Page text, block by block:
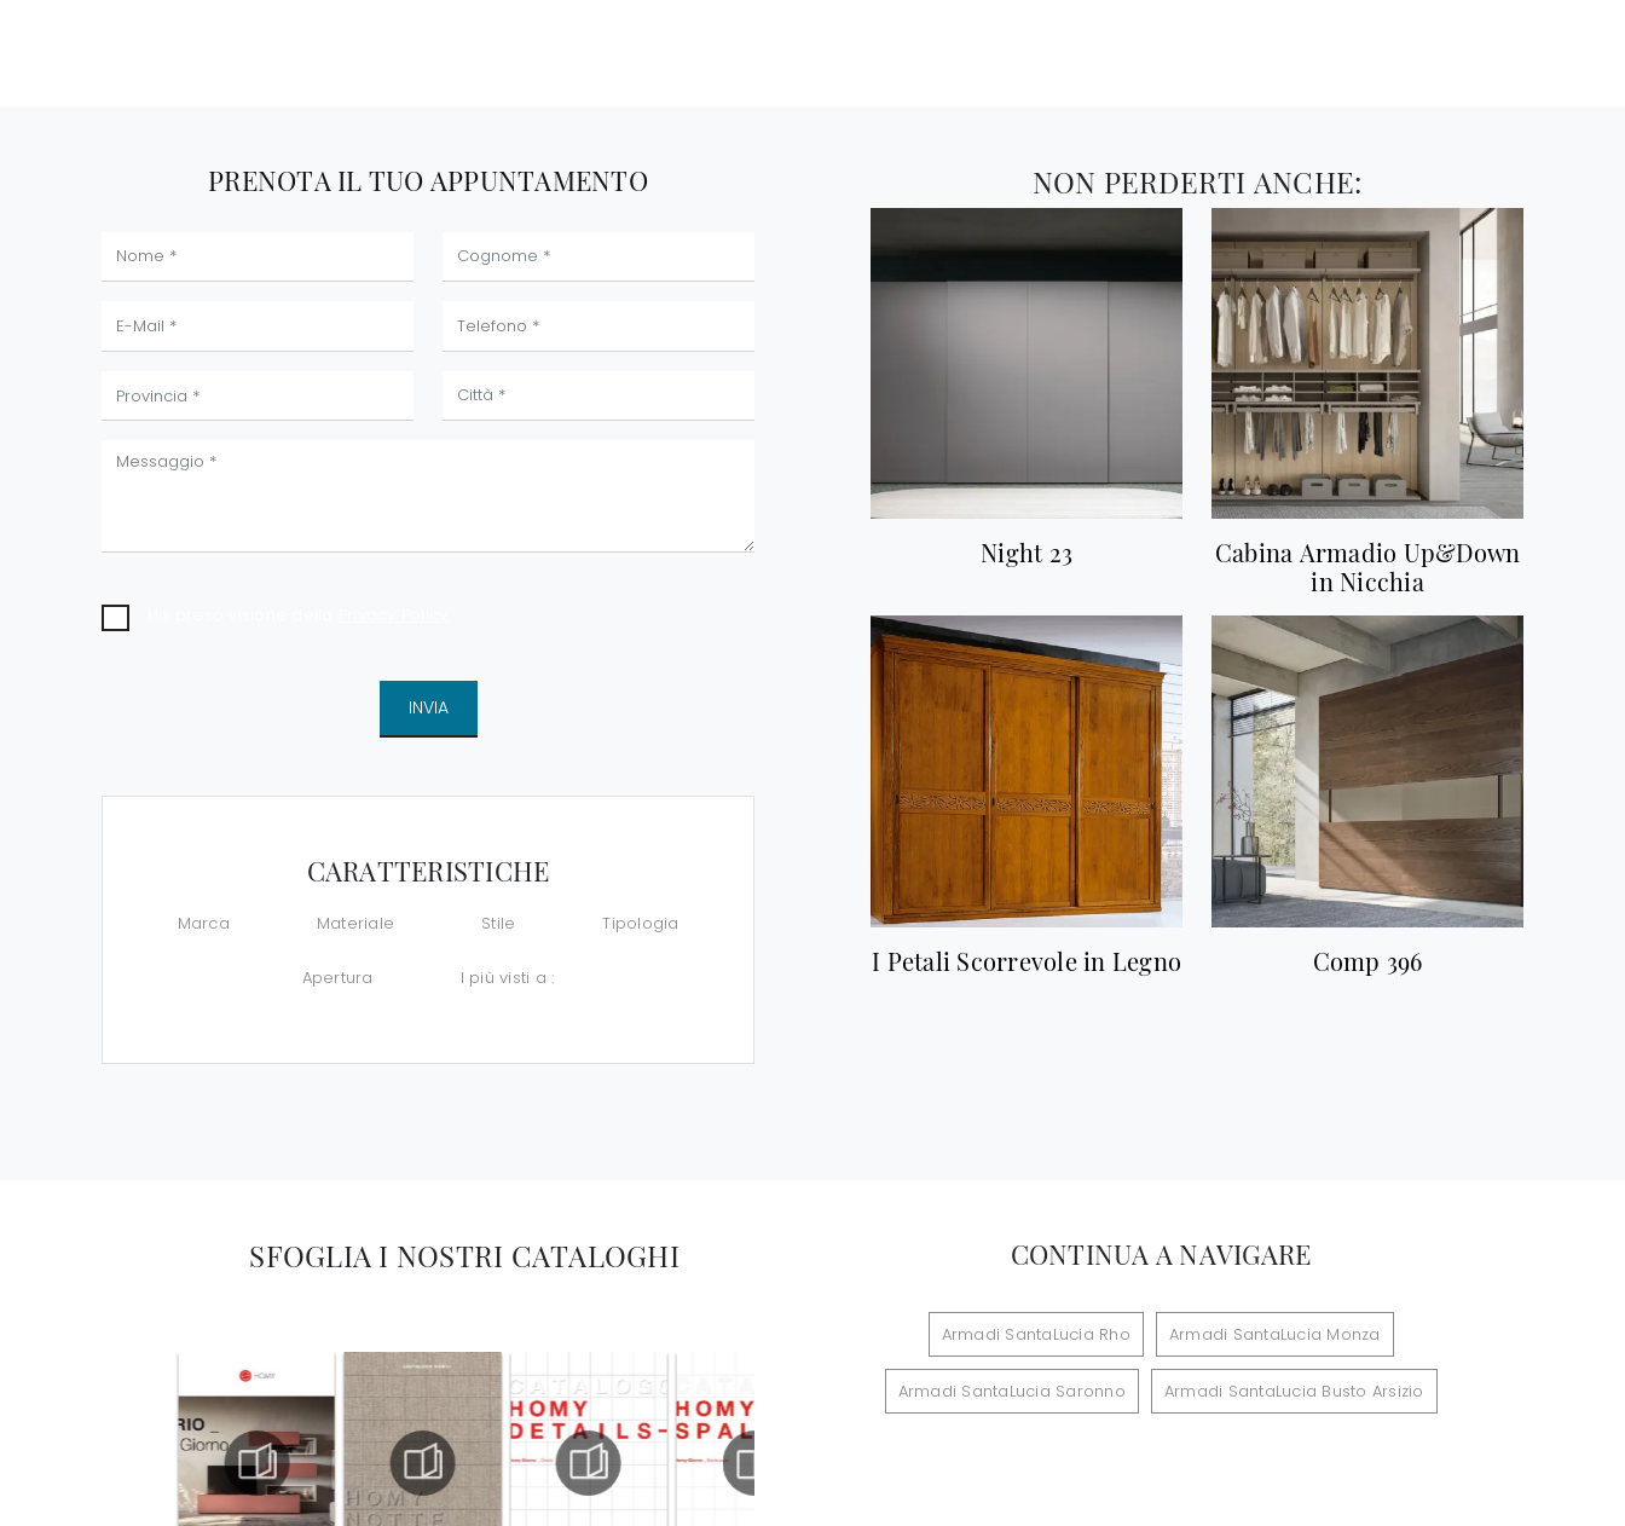
PRENOTA IL TUO APPUNTAMENTO
INVIA
CARATTERISTICHE
Marca Materiale Stile Tipologia
Apertura I più visti a :
NON PERDERTI ANCHE:
Night 23
Cabina Armadio Up&Down
in Nicchia
I Petali Scorrevole in Legno Comp 396
SFOGLIA I NOSTRI CATALOGHI CONTINUA A NAVIGARE
Armadi SantaLucia Rho Armadi SantaLucia Monza
Armadi SantaLucia Saronno Armadi SantaLucia Busto Arsizio